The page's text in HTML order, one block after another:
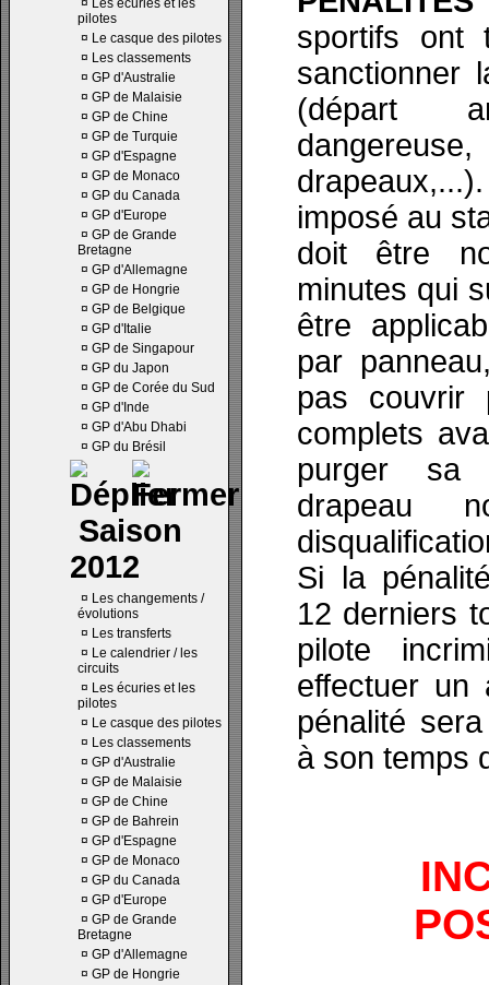
¤ Les écuries et les
pilotes
¤ Le casque des pilotes
¤ Les classements
¤ GP d'Australie
¤ GP de Malaisie
¤ GP de Chine
¤ GP de Turquie
¤ GP d'Espagne
¤ GP de Monaco
¤ GP du Canada
¤ GP d'Europe
¤ GP de Grande
Bretagne
¤ GP d'Allemagne
¤ GP de Hongrie
¤ GP de Belgique
¤ GP d'Italie
¤ GP de Singapour
¤ GP du Japon
¤ GP de Corée du Sud
¤ GP d'Inde
¤ GP d'Abu Dhabi
¤ GP du Brésil
Saison
2012
¤ Les changements /
évolutions
¤ Les transferts
¤ Le calendrier / les
circuits
¤ Les écuries et les
pilotes
¤ Le casque des pilotes
¤ Les classements
¤ GP d'Australie
¤ GP de Malaisie
¤ GP de Chine
¤ GP de Bahrein
¤ GP d'Espagne
¤ GP de Monaco
¤ GP du Canada
¤ GP d'Europe
¤ GP de Grande
Bretagne
¤ GP d'Allemagne
¤ GP de Hongrie
sportifs ont
sanctionner
(départ
imposé au
doit être
minutes qui
être
par
pas couvrir
complets
purger sa
drapeau
Si la
12 derniers
pilote
effectuer un
pénalité
à son temps